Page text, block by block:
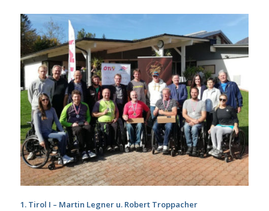
1. Tirol I – Martin Legner u. Robert Troppacher